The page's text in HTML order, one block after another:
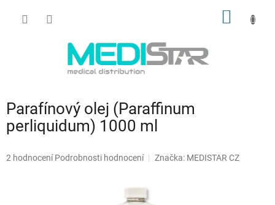
Parafínový olej (Paraffinum
perliquidum) 1000 ml
Průměrné
2 hodnocení Podrobnosti hodnocení Značka: MEDISTAR CZ